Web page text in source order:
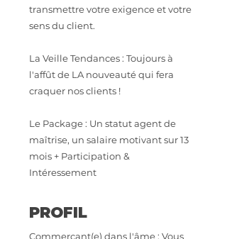
transmettre votre exigence et votre
sens du client.
La Veille Tendances : Toujours à
l'affût de LA nouveauté qui fera
craquer nos clients !
Le Package : Un statut agent de
maîtrise, un salaire motivant sur 13
mois + Participation &
Intéressement
PROFIL
Commerçant(e) dans l'âme : Vous